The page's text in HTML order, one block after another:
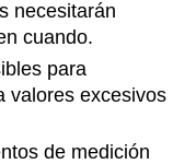
necesitarán
cuando.
para
valores excesivos
de medición